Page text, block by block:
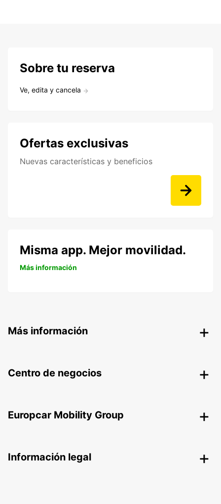
Sobre tu reserva
Ve, edita y cancela
Ofertas exclusivas
Nuevas características y beneficios
Misma app. Mejor movilidad.
Más información
Más información
Centro de negocios
Europcar Mobility Group
Información legal